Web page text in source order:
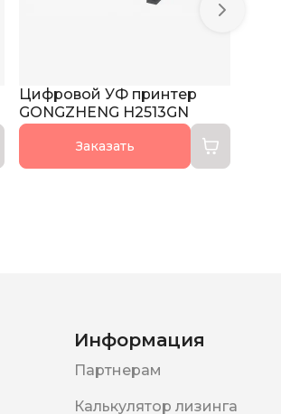
Цифровой УФ принтер
GONGZHENG Н2513GN
Заказать
Информация
Партнерам
Калькулятор лизинга